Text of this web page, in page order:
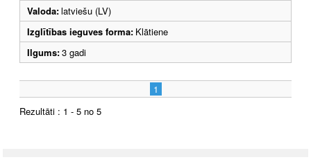
Valoda:latviešu (LV)
Izglītības ieguves forma: Klātiene
Ilgums:3 gadi
1
Rezultāti : 1 - 5 no 5